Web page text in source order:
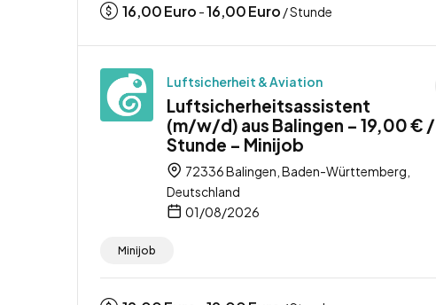
16,00Euro -16,00Euro / Stunde
Luftsicherheit & Aviation
Luftsicherheitsassistent
(m/w/d) aus Balingen – 19,00 € /
Stunde – Minijob
72336 Balingen, Baden-Württemberg,
Deutschland
01/08/2026
Minijob